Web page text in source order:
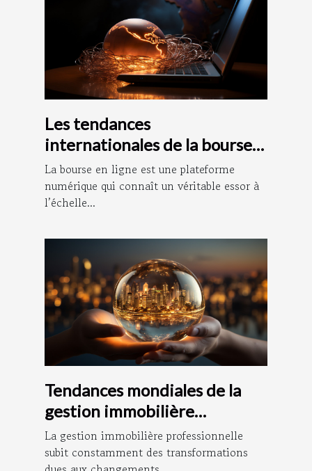
Les tendances
internationales de la bourse
en ligne
La bourse en ligne est une plateforme
numérique qui connaît un véritable essor à
l’échelle...
Tendances mondiales de la
gestion immobilière
professionnelle
La gestion immobilière professionnelle
subit constamment des transformations